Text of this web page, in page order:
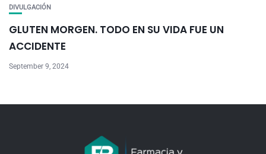
DIVULGACIÓN
GLUTEN MORGEN. TODO EN SU VIDA FUE UN
ACCIDENTE
September 9, 2024